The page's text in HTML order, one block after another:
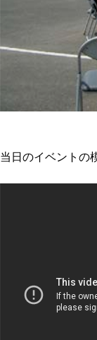
当日のイベントの